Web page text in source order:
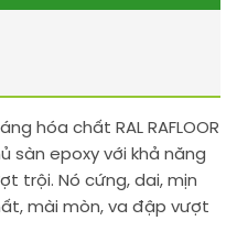
hóa chất RAL RAFLOOR
sàn epoxy với khả năng
trội. Nó cứng, dai, mịn
mài mòn, va đập vượt